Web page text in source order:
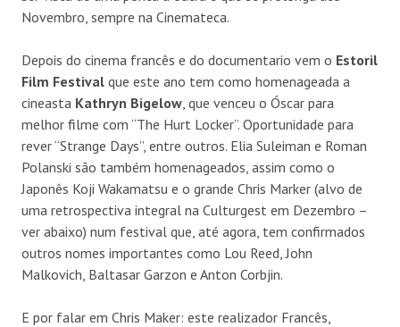
Novembro, sempre na Cinemateca.
Depois do cinema francês e do documentario vem o Estoril
Film Festival que este ano tem como homenageada a
cineasta Kathryn Bigelow , que venceu o Óscar para
melhor filme com “The Hurt Locker”. Oportunidade para
rever “Strange Days”, entre outros. Elia Suleiman e Roman
Polanski são também homenageados, assim como o
Japonês Koji Wakamatsu e o grande Chris Marker (alvo de
uma retrospectiva integral na Culturgest em Dezembro –
ver abaixo) num festival que, até agora, tem confirmados
outros nomes importantes como Lou Reed, John
Malkovich, Baltasar Garzon e Anton Corbjin.
E por falar em Chris Maker: este realizador Francês,